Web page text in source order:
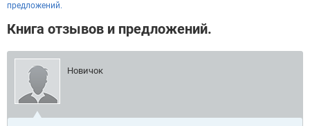
предложений.
Книга отзывов и предложений.
Новичок